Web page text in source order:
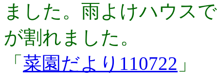
ました。雨よけハウス
が割れました。
「 菜園だより110722 」